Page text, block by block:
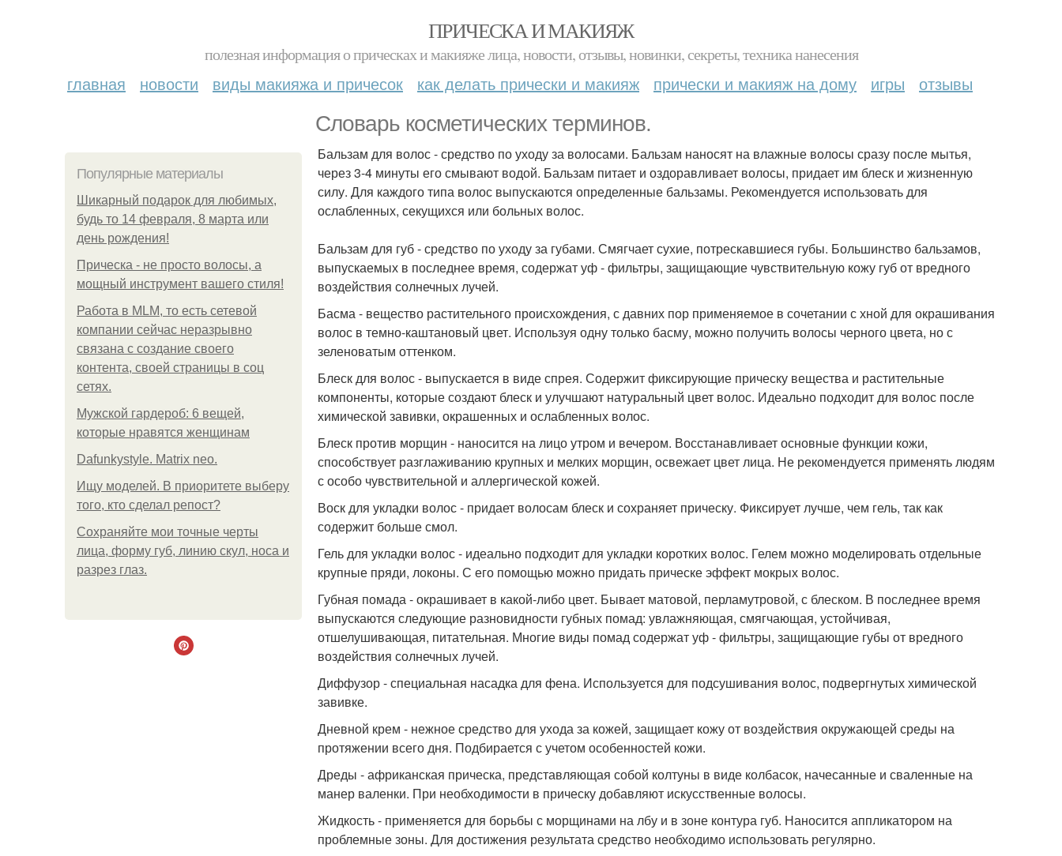
ПРИЧЕСКА И МАКИЯЖ
полезная информация о прическах и макияже лица, новости, отзывы, новинки, секреты, техника нанесения
главная новости виды макияжа и причесок как делать прически и макияж прически и макияж на дому игры отзывы
Словарь косметических терминов.
Популярные материалы
Шикарный подарок для любимых,
будь то 14 февраля, 8 марта или
день рождения!
Прическа - не просто волосы, а
мощный инструмент вашего стиля!
Работа в MLM, то есть сетевой
компании сейчас неразрывно
связана с создание своего
контента, своей страницы в соц
сетях.
Мужской гардероб: 6 вещей,
которые нравятся женщинам
Dafunkystyle. Matrix neo.
Ищу моделей. В приоритете выберу
того, кто сделал репост?
Сохраняйте мои точные черты
лица, форму губ, линию скул, носа и
разрез глаз.
Бальзам для волос - средство по уходу за волосами. Бальзам наносят на влажные волосы сразу после мытья,
через 3-4 минуты его смывают водой. Бальзам питает и оздоравливает волосы, придает им блеск и жизненную
силу. Для каждого типа волос выпускаются определенные бальзамы. Рекомендуется использовать для
ослабленных, секущихся или больных волос.
Бальзам для губ - средство по уходу за губами. Смягчает сухие, потрескавшиеся губы. Большинство бальзамов,
выпускаемых в последнее время, содержат уф - фильтры, защищающие чувствительную кожу губ от вредного
воздействия солнечных лучей.
Басма - вещество растительного происхождения, с давних пор применяемое в сочетании с хной для окрашивания
волос в темно-каштановый цвет. Используя одну только басму, можно получить волосы черного цвета, но с
зеленоватым оттенком.
Блеск для волос - выпускается в виде спрея. Содержит фиксирующие прическу вещества и растительные
компоненты, которые создают блеск и улучшают натуральный цвет волос. Идеально подходит для волос после
химической завивки, окрашенных и ослабленных волос.
Блеск против морщин - наносится на лицо утром и вечером. Восстанавливает основные функции кожи,
способствует разглаживанию крупных и мелких морщин, освежает цвет лица. Не рекомендуется применять людям
с особо чувствительной и аллергической кожей.
Воск для укладки волос - придает волосам блеск и сохраняет прическу. Фиксирует лучше, чем гель, так как
содержит больше смол.
Гель для укладки волос - идеально подходит для укладки коротких волос. Гелем можно моделировать отдельные
крупные пряди, локоны. С его помощью можно придать прическе эффект мокрых волос.
Губная помада - окрашивает в какой-либо цвет. Бывает матовой, перламутровой, с блеском. В последнее время
выпускаются следующие разновидности губных помад: увлажняющая, смягчающая, устойчивая,
отшелушивающая, питательная. Многие виды помад содержат уф - фильтры, защищающие губы от вредного
воздействия солнечных лучей.
Диффузор - специальная насадка для фена. Используется для подсушивания волос, подвергнутых химической
завивке.
Дневной крем - нежное средство для ухода за кожей, защищает кожу от воздействия окружающей среды на
протяжении всего дня. Подбирается с учетом особенностей кожи.
Дреды - африканская прическа, представляющая собой колтуны в виде колбасок, начесанные и сваленные на
манер валенки. При необходимости в прическу добавляют искусственные волосы.
Жидкость - применяется для борьбы с морщинами на лбу и в зоне контура губ. Наносится аппликатором на
проблемные зоны. Для достижения результата средство необходимо использовать регулярно.